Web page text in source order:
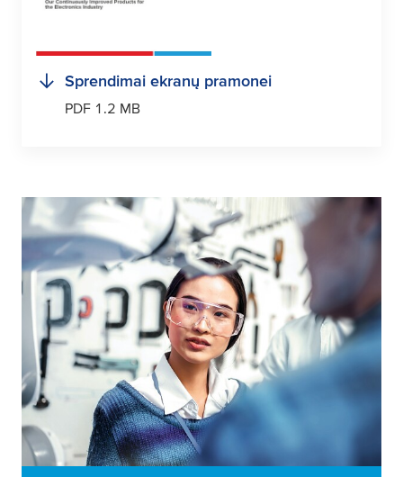
Sprendimai ekranų pramonei
PDF 1.2 MB